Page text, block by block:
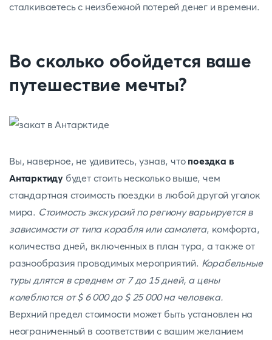
сталкиваетесь с неизбежной потерей денег и времени.
Во сколько обойдется ваше
путешествие мечты?
Вы, наверное, не удивитесь, узнав, что поездка в
Антарктиду будет стоить несколько выше, чем
стандартная стоимость поездки в любой другой уголок
мира. Стоимость экскурсий по региону варьируется в
зависимости от типа корабля или самолета, комфорта,
количества дней, включенных в план тура, а также от
разнообразия проводимых мероприятий. Корабельные
туры длятся в среднем от 7 до 15 дней, а цены
колеблются от $ 6 000 до $ 25 000 на человека.
Верхний предел стоимости может быть установлен на
неограниченный в соответствии с вашим желанием